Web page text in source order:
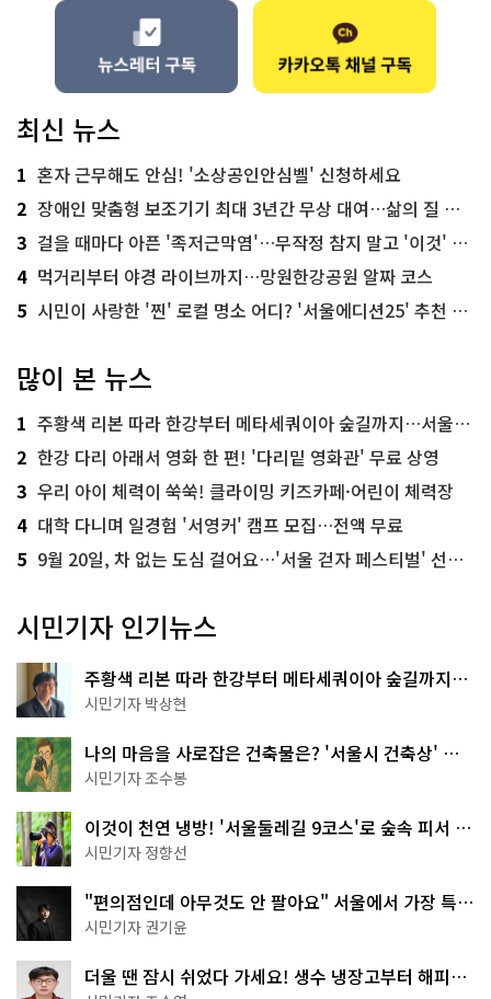
최신 뉴스
1 혼자 근무해도 안심! '소상공인안심벨' 신청하세요
2 장애인 맞춤형 보조기기 최대 3년간 무상 대여…삶의 질 높인다
3 걸을 때마다 아픈 '족저근막염'…무작정 참지 말고 '이것' 해보세요!
4 먹거리부터 야경 라이브까지…망원한강공원 알짜 코스
5 시민이 사랑한 '찐' 로컬 명소 어디? '서울에디션25' 추천 코스
많이 본 뉴스
1 주황색 리본 따라 한강부터 메타세쿼이아 숲길까지…서울둘레길 15코스
2 한강 다리 아래서 영화 한 편! '다리밑 영화관' 무료 상영
3 우리 아이 체력이 쑥쑥! 클라이밍 키즈카페·어린이 체력장
4 대학 다니며 일경험 '서영커' 캠프 모집…전액 무료
5 9월 20일, 차 없는 도심 걸어요…'서울 걷자 페스티벌' 선착순 5천명
시민기자 인기뉴스
주황색 리본 따라 한강부터 메타세쿼이아 숲길까지…
서울둘레길 15코스
시민기자 박상현
나의 마음을 사로잡은 건축물은? '서울시 건축상' 수
상작 공개!
시민기자 조수봉
이것이 천연 냉방! '서울둘레길 9코스'로 숲속 피서 떠
나볼까
시민기자 정향선
"편의점인데 아무것도 안 팔아요" 서울에서 가장 특별
한 편의점의 정체
시민기자 권기윤
더울 땐 잠시 쉬었다 가세요! 생수 냉장고부터 해피소